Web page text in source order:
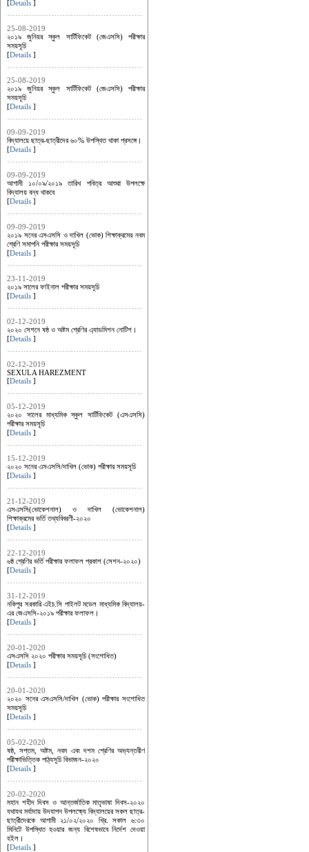
[Details ]
25-08-2019
২০১৯ জুনিয়র স্কুল সার্টিফিকেট (জেএসসি) পরীক্ষার
সময়সূচি
[Details ]
25-08-2019
২০১৯ জুনিয়র স্কুল সার্টিফিকেট (জেএসসি) পরীক্ষার
সময়সূচি
[Details ]
09-09-2019
বিদ্যালয়ে ছাত্র-ছাত্রীদের ৬০% উপস্থিত থাকা প্রসঙ্গে।
[Details ]
09-09-2019
আগামী ১০/০৯/২০১৯ তারিখ পবিত্র আশুরা উপলক্ষে
বিদ্যালয় বন্ধ থাকবে
[Details ]
09-09-2019
২০১৯ সনের এসএসসি ও দাখিল (ভোক) শিক্ষাক্রমের নবম
শ্রেণি সমাপনি পরীক্ষার সময়সূচি
[Details ]
23-11-2019
২০১৯ সালের ফাইনাল পরীক্ষার সময়সূচি
[Details ]
02-12-2019
২০২০ সেশনে ষষ্ঠ ও অষ্টম শ্রেণির এ্যাডমিশন নোটিশ।
[Details ]
02-12-2019
SEXULA HAREZMENT
[Details ]
05-12-2019
২০২০ সালের মাধ্যমিক স্কুল সার্টিফিকেট (এসএসসি)
পরীক্ষার সময়সূচি
[Details ]
15-12-2019
২০২০ সনের এসএসসি/দাখিল (ভোক) পরীক্ষার সময়সূচি
[Details ]
21-12-2019
এসএসসি(ভোকেশনাল) ও দাখিল (ভোকেশনাল)
শিক্ষাক্রমের ভর্তি তথ্যবিবরণী-২০২০
[Details ]
22-12-2019
৬ষ্ঠ শ্রেণির ভর্তি পরীক্ষার ফলাফল প্রকাশ (সেশন-২০২০)
[Details ]
31-12-2019
নকিপুর সরকারি এইচ.সি পাইলট মডেল মাধ্যমিক বিদ্যালয়-
এর জেএসসি-২০১৯ পরীক্ষার ফলাফল।
[Details ]
20-01-2020
এসএসসি ২০২০ পরীক্ষার সময়সূচি (সংশোধিত)
[Details ]
20-01-2020
২০২০ সনের এসএসসি/দাখিল (ভোক) পরীক্ষার সংশোধিত
সময়সূচি
[Details ]
05-02-2020
ষষ্ঠ, সপ্তম, অষ্টম, নবম এবং দশম শ্রেণির অভ্যন্তরীণ
পরীক্ষাভিত্তিক পাঠ্যসূচি বিভাজন-২০২০
[Details ]
20-02-2020
মহান শহীদ দিবস ও আন্তর্জাতিক মাতৃভাষা দিবস-২০২০
যথাযথ মর্যাদায় উদযাপন উপলক্ষ্যে বিদ্যালয়ের সকল ছাত্র-
ছাত্রীদেরকে আগামী ২১/০২/২০২০ খ্রি. সকাল ৬:৩০
মিনিটে উপস্থিত হওয়ার জন্য বিশেষভাবে নির্দেশ দেওয়া
হইল।
[Details ]